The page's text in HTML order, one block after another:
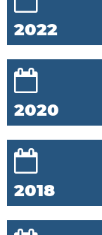
2022
2020
2018